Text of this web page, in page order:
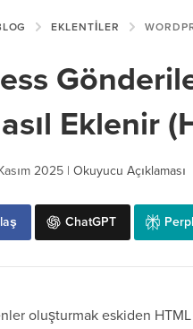
EKLENTILER WORDPRESS GÖNDERILERINDE ÇOK
Eklenir
2025 | Okuyucu Açıklaması
ChatGPT
oluşturmak eskiden